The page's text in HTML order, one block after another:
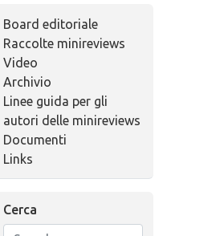
Board editoriale
Raccolte minireviews
Video
Archivio
Linee guida per gli
autori delle minireviews
Documenti
Links
Cerca